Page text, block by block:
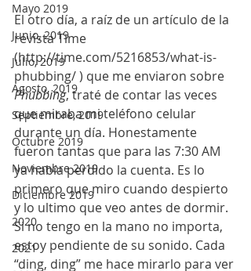
Mayo 2019
Junio, 2019
Julio, 2019
Agosto, 2019
Septiembre, 2019
Octubre 2019
Noviembre 2019
Diciembre 2019
2020
2021
El otro día, a raíz de un artículo de la
revista Time
(http://time.com/5216853/what-is-
phubbing/ ) que me enviaron sobre
Phubbing, traté de contar las veces
que miraba mi teléfono celular
durante un día. Honestamente
fueron tantas que para las 7:30 AM
ya había perdido la cuenta. Es lo
primero que miro cuando despierto
y lo ultimo que veo antes de dormir.
Si no tengo en la mano no importa,
estoy pendiente de su sonido. Cada
“ding, ding” me hace mirarlo para ver